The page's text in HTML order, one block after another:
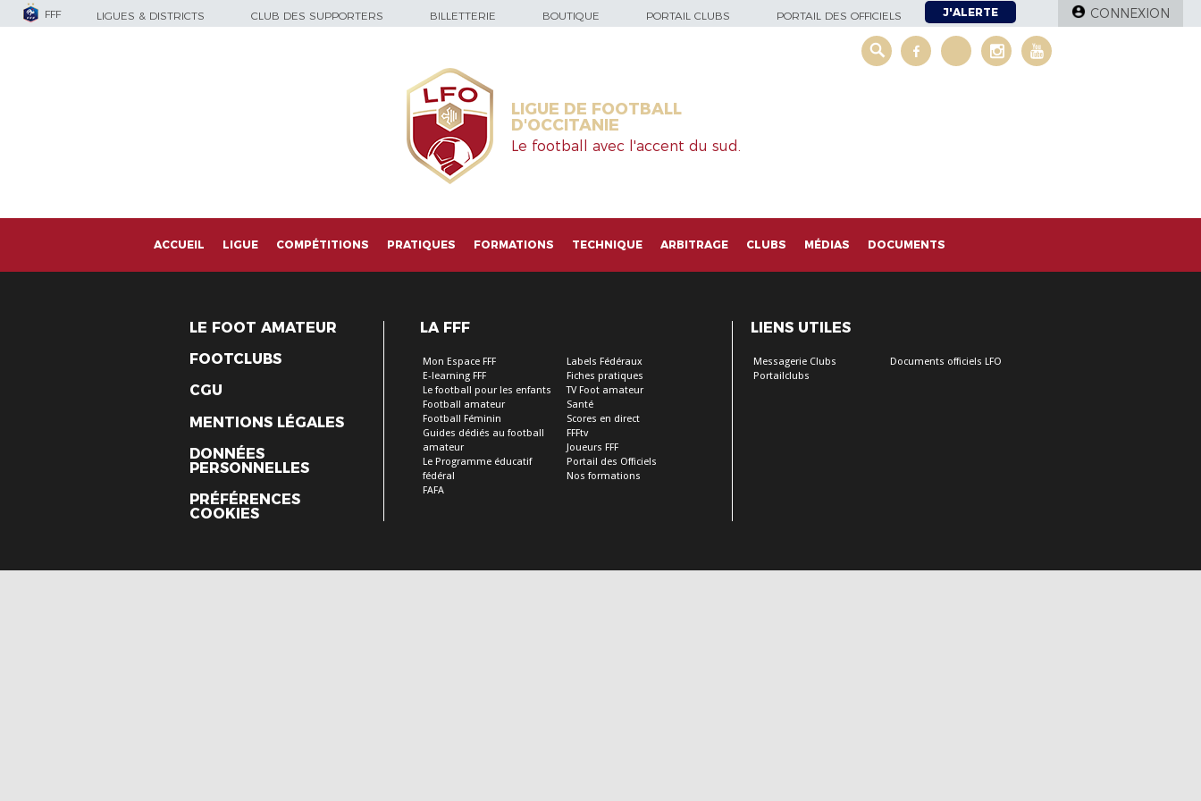
FFF LIGUES & DISTRICTS CLUB DES SUPPORTERS BILLETTERIE BOUTIQUE PORTAIL CLUBS PORTAIL DES OFFICIELS J'ALERTE CONNEXION
LIGUE DE FOOTBALL
D'OCCITANIE
Le football avec l'accent du sud.
ACCUEIL LIGUE COMPÉTITIONS PRATIQUES FORMATIONS TECHNIQUE ARBITRAGE CLUBS MÉDIAS DOCUMENTS
LE FOOT AMATEUR
FOOTCLUBS
CGU
MENTIONS LÉGALES
DONNÉES
PERSONNELLES
PRÉFÉRENCES
COOKIES
LA FFF
Mon Espace FFF
E-learning FFF
Le football pour les enfants
Football amateur
Football Féminin
Guides dédiés au football
amateur
Le Programme éducatif
fédéral
FAFA
Labels Fédéraux
Fiches pratiques
TV Foot amateur
Santé
Scores en direct
FFFtv
Joueurs FFF
Portail des Officiels
Nos formations
LIENS UTILES
Messagerie Clubs
Portailclubs
Documents officiels LFO